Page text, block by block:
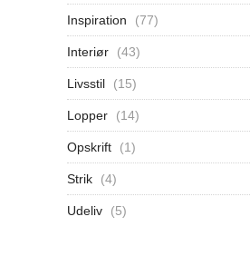
Inspiration (77)
Interiør (43)
Livsstil (15)
Lopper (14)
Opskrift (1)
Strik (4)
Udeliv (5)